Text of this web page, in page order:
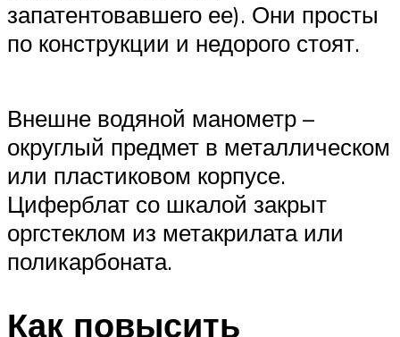
запатентовавшего ее). Они просты
по конструкции и недорого стоят.
Внешне водяной манометр –
округлый предмет в металлическом
или пластиковом корпусе.
Циферблат со шкалой закрыт
оргстеклом из метакрилата или
поликарбоната.
Как повысить